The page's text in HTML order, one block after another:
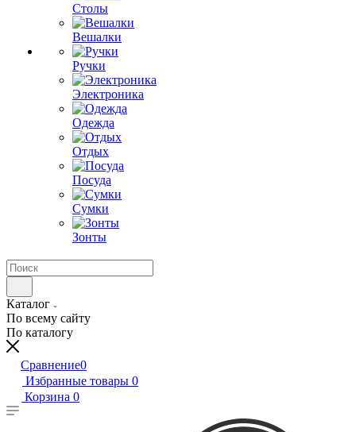
Столы
Вешалки
Ручки
Электроника
Одежда
Отдых
Посуда
Сумки
Зонты
Каталог
По всему сайту
По каталогу
Сравнение0
Избранные товары 0
Корзина 0